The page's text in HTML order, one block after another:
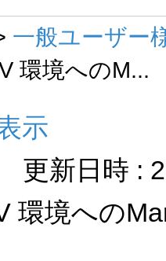
一般ユーザー
環境へのM...
示
更新日時 :
環境への